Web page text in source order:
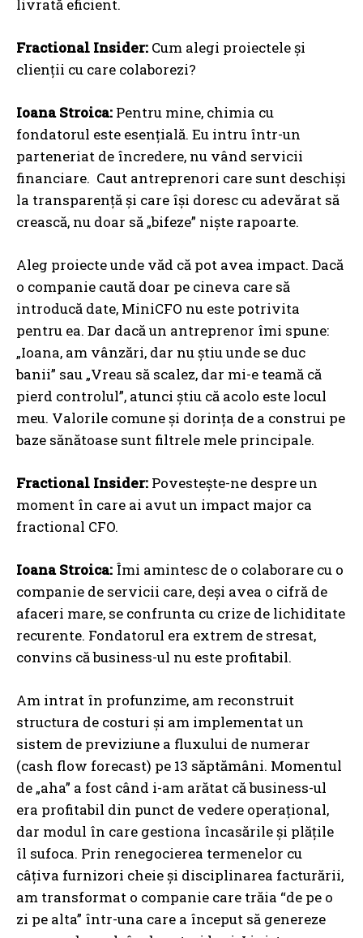
livrată eficient.
Fractional Insider: Cum alegi proiectele și
clienții cu care colaborezi?
Ioana Stroica: Pentru mine, chimia cu
fondatorul este esențială. Eu intru într-un
parteneriat de încredere, nu vând servicii
financiare. Caut antreprenori care sunt deschiși
la transparență și care își doresc cu adevărat să
crească, nu doar să „bifeze” niște rapoarte.
Aleg proiecte unde văd că pot avea impact. Dacă
o companie caută doar pe cineva care să
introducă date, MiniCFO nu este potrivita
pentru ea. Dar dacă un antreprenor îmi spune:
„Ioana, am vânzări, dar nu știu unde se duc
banii” sau „Vreau să scalez, dar mi-e teamă că
pierd controlul”, atunci știu că acolo este locul
meu. Valorile comune și dorința de a construi pe
baze sănătoase sunt filtrele mele principale.
Fractional Insider: Povestește-ne despre un
moment în care ai avut un impact major ca
fractional CFO.
Ioana Stroica: Îmi amintesc de o colaborare cu o
companie de servicii care, deși avea o cifră de
afaceri mare, se confrunta cu crize de lichiditate
recurente. Fondatorul era extrem de stresat,
convins că business-ul nu este profitabil.
Am intrat în profunzime, am reconstruit
structura de costuri și am implementat un
sistem de previziune a fluxului de numerar
(cash flow forecast) pe 13 săptămâni. Momentul
de „aha” a fost când i-am arătat că business-ul
era profitabil din punct de vedere operațional,
dar modul în care gestiona încasările și plățile
îl sufoca. Prin renegocierea termenelor cu
câțiva furnizori cheie și disciplinarea facturării,
am transformat o companie care trăia “de pe o
zi pe alta” într-una care a început să genereze